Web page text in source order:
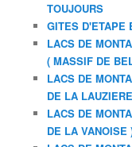
TOUJOURS
GITES D'ETAPE
LACS DE
( MASSIF DE
LACS DE
DE LA
LACS DE
DE LA VANOISE